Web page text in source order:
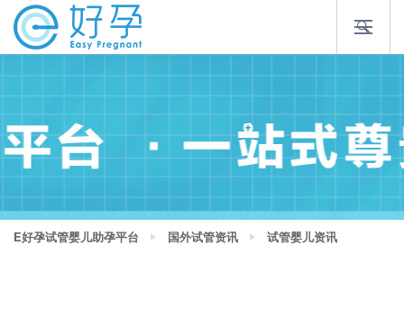
E好孕试管婴儿助孕平台 国外试管资讯 试管婴儿资讯